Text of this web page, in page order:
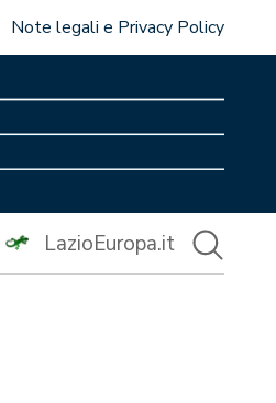
Note legali e Privacy Policy
LazioEuropa.it